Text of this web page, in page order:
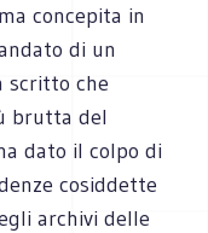
concepita in
di un
scritto che
brutta del
dato il colpo di
cosiddette
archivi delle